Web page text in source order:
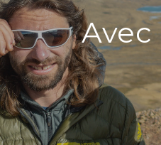
Avec